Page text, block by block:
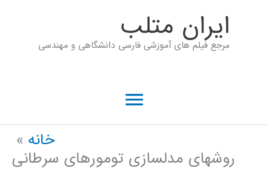
ايران متلب
مرجع فیلم های آموزشی فارسی دانشگاهی و مهندسی
فهرست
خانه
روشهای مدلسازی تومورهای سرطانی